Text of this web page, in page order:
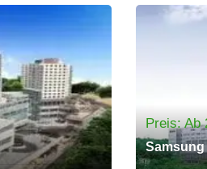
Preis: Ab
Samsung